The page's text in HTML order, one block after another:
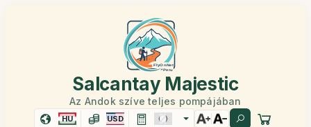
Salcantay Majestic
Az Andok szíve teljes pompájában
HU USD